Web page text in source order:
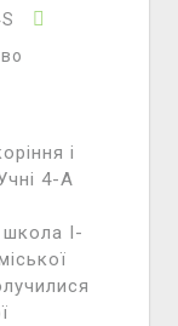
і
4-А
І-